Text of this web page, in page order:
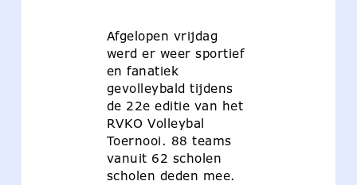
Afgelopen vrijdag
werd er weer sportief
en fanatiek
gevolleybald tijdens
de 22e editie van het
RVKO Volleybal
Toernooi. 88 teams
vanuit 62 scholen
scholen deden mee.